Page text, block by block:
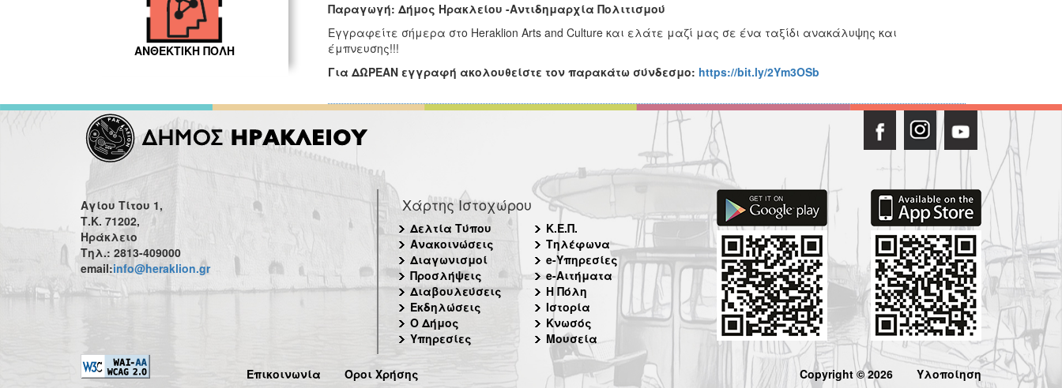
ΑΝΘΕΚΤΙΚΗ ΠΟΛΗ
Παραγωγή: Δήμος Ηρακλείου -Αντιδημαρχία Πολιτισμού
Εγγραφείτε σήμερα στο Heraklion Arts and Culture και ελάτε μαζί μας σε ένα ταξίδι ανακάλυψης και
έμπνευσης!!!
Για ΔΩΡΕΑΝ εγγραφή ακολουθείστε τον παρακάτω σύνδεσμο: https://bit.ly/2Ym3OSb
Αγίου Τίτου 1,
Τ.Κ. 71202,
Ηράκλειο
Τηλ.: 2813-409000
email:info@heraklion.gr
Χάρτης Ιστοχώρου
Δελτία Τύπου
Ανακοινώσεις
Διαγωνισμοί
Προσλήψεις
Διαβουλεύσεις
Εκδηλώσεις
Ο Δήμος
Υπηρεσίες
Κ.Ε.Π.
Τηλέφωνα
e-Υπηρεσίες
e-Αιτήματα
Η Πόλη
Ιστορία
Κνωσός
Μουσεία
Επικοινωνία Όροι Χρήσης Copyright © 2026 Υλοποίηση